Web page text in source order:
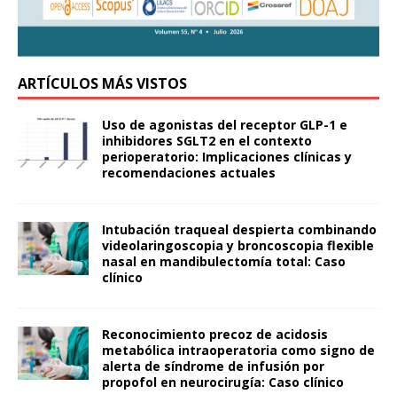
ARTÍCULOS MÁS VISTOS
Uso de agonistas del receptor GLP-1 e
inhibidores SGLT2 en el contexto
perioperatorio: Implicaciones clínicas y
recomendaciones actuales
Intubación traqueal despierta combinando
videolaringoscopia y broncoscopia flexible
nasal en mandibulectomía total: Caso
clínico
Reconocimiento precoz de acidosis
metabólica intraoperatoria como signo de
alerta de síndrome de infusión por
propofol en neurocirugía: Caso clínico